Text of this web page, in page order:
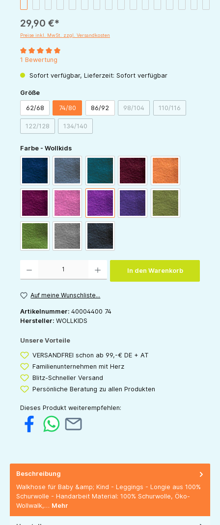
29,90 €*
Preise inkl. MwSt. zzgl. Versandkosten
Durchschnittliche Bewertung von 5 von 5 Sternen
1 Bewertung
Sofort verfügbar, Lieferzeit: Sofort verfügbar
Größeauswählen
62/68 74/80 86/92 98/104(Diese Option ist zurzeit nicht
110/116(Diese Option ist
122/128(Diese Option ist zurzeit nicht verfügbar.)
134/140(Diese Option ist zurzeit nicht verfügbar.)
Farbe - Wollkidsauswählen
navy blaugrau dunkelpetrolbordeaux hellorange
beere himbeer lila pflaume waldgrün
gras hellgrau anthrazit
In den Warenkorb
Auf meine Wunschliste...
Artikelnummer: 40004400 74
Hersteller: WOLLKIDS
Unsere Vorteile
VERSANDFREI schon ab 99,-€ DE + AT
Familienunternehmen mit Herz
Blitz-Schneller Versand
Persönliche Beratung zu allen Produkten
Dieses Produkt weiterempfehlen:
Beschreibung
Walkhose für Baby &amp; Kind - Leggings - Longie aus 100%
Schurwolle - Handarbeit Material: 100% Schurwolle, Öko-
Wollwalk,… Mehr